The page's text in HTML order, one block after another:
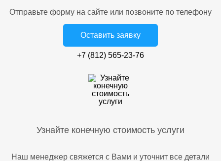
Отправьте форму на сайте или позвоните по телефону
Оставить заявку
+7 (812) 565-23-76
Узнайте конечную стоимость услуги
Наш менеджер свяжется с Вами и уточнит все детали